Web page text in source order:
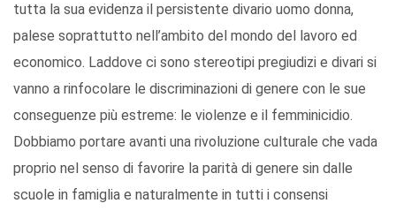
tutta la sua evidenza il persistente divario uomo donna,
palese soprattutto nell’ambito del mondo del lavoro ed
economico. Laddove ci sono stereotipi pregiudizi e divari si
vanno a rinfocolare le discriminazioni di genere con le sue
conseguenze più estreme: le violenze e il femminicidio.
Dobbiamo portare avanti una rivoluzione culturale che vada
proprio nel senso di favorire la parità di genere sin dalle
scuole in famiglia e naturalmente in tutti i consensi